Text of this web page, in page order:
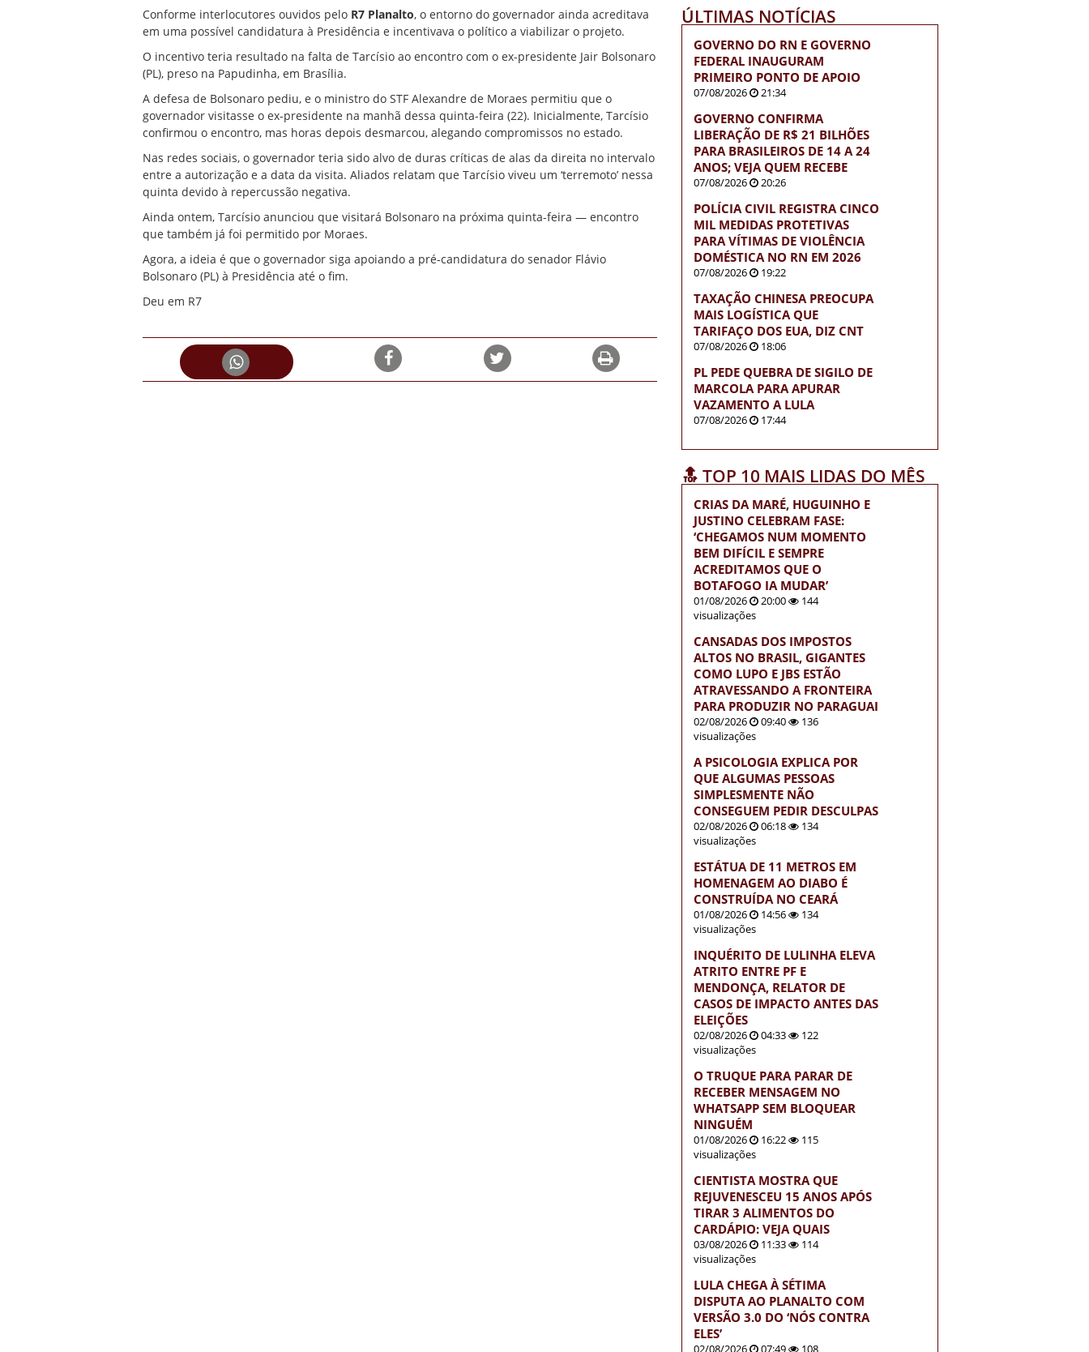
Conforme interlocutores ouvidos pelo R7 Planalto, o entorno do governador ainda acreditava
em uma possível candidatura à Presidência e incentivava o político a viabilizar o projeto.
O incentivo teria resultado na falta de Tarcísio ao encontro com o ex-presidente Jair Bolsonaro
(PL), preso na Papudinha, em Brasília.
A defesa de Bolsonaro pediu, e o ministro do STF Alexandre de Moraes permitiu que o
governador visitasse o ex-presidente na manhã dessa quinta-feira (22). Inicialmente, Tarcísio
confirmou o encontro, mas horas depois desmarcou, alegando compromissos no estado.
Nas redes sociais, o governador teria sido alvo de duras críticas de alas da direita no intervalo
entre a autorização e a data da visita. Aliados relatam que Tarcísio viveu um ‘terremoto’ nessa
quinta devido à repercussão negativa.
Ainda ontem, Tarcísio anunciou que visitará Bolsonaro na próxima quinta-feira — encontro
que também já foi permitido por Moraes.
Agora, a ideia é que o governador siga apoiando a pré-candidatura do senador Flávio
Bolsonaro (PL) à Presidência até o fim.
Deu em R7
ÚLTIMAS NOTÍCIAS
GOVERNO DO RN E GOVERNO
FEDERAL INAUGURAM
PRIMEIRO PONTO DE APOIO
07/08/2026 21:34
GOVERNO CONFIRMA
LIBERAÇÃO DE R$ 21 BILHÕES
PARA BRASILEIROS DE 14 A 24
ANOS; VEJA QUEM RECEBE
07/08/2026 20:26
POLÍCIA CIVIL REGISTRA CINCO
MIL MEDIDAS PROTETIVAS
PARA VÍTIMAS DE VIOLÊNCIA
DOMÉSTICA NO RN EM 2026
07/08/2026 19:22
TAXAÇÃO CHINESA PREOCUPA
MAIS LOGÍSTICA QUE
TARIFAÇO DOS EUA, DIZ CNT
07/08/2026 18:06
PL PEDE QUEBRA DE SIGILO DE
MARCOLA PARA APURAR
VAZAMENTO A LULA
07/08/2026 17:44
🔝 TOP 10 MAIS LIDAS DO MÊS
CRIAS DA MARÉ, HUGUINHO E
JUSTINO CELEBRAM FASE:
‘CHEGAMOS NUM MOMENTO
BEM DIFÍCIL E SEMPRE
ACREDITAMOS QUE O
BOTAFOGO IA MUDAR’
01/08/2026 20:00
144
visualizações
CANSADAS DOS IMPOSTOS
ALTOS NO BRASIL, GIGANTES
COMO LUPO E JBS ESTÃO
ATRAVESSANDO A FRONTEIRA
PARA PRODUZIR NO PARAGUAI
02/08/2026 09:40
136
visualizações
A PSICOLOGIA EXPLICA POR
QUE ALGUMAS PESSOAS
SIMPLESMENTE NÃO
CONSEGUEM PEDIR DESCULPAS
02/08/2026 06:18
134
visualizações
ESTÁTUA DE 11 METROS EM
HOMENAGEM AO DIABO É
CONSTRUÍDA NO CEARÁ
01/08/2026 14:56
134
visualizações
INQUÉRITO DE LULINHA ELEVA
ATRITO ENTRE PF E
MENDONÇA, RELATOR DE
CASOS DE IMPACTO ANTES DAS
ELEIÇÕES
02/08/2026 04:33
122
visualizações
O TRUQUE PARA PARAR DE
RECEBER MENSAGEM NO
WHATSAPP SEM BLOQUEAR
NINGUÉM
01/08/2026 16:22
115
visualizações
CIENTISTA MOSTRA QUE
REJUVENESCEU 15 ANOS APÓS
TIRAR 3 ALIMENTOS DO
CARDÁPIO: VEJA QUAIS
03/08/2026 11:33
114
visualizações
LULA CHEGA À SÉTIMA
DISPUTA AO PLANALTO COM
VERSÃO 3.0 DO ‘NÓS CONTRA
ELES’
02/08/2026 07:49 108